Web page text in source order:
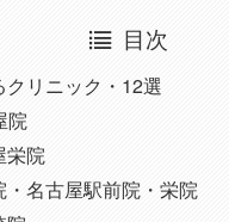
目次
リニック・12選
院
栄院
名古屋駅前院・栄院